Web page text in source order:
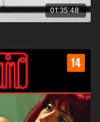
01:35:48